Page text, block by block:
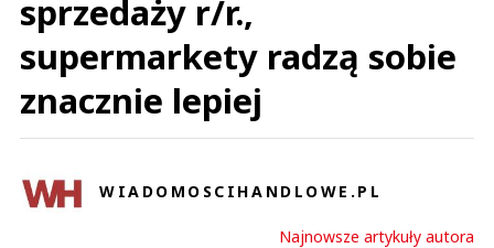
sprzedaży r/r.,
supermarkety radzą sobie
znacznie lepiej
WIADOMOSCIHANDLOWE.PL
Najnowsze artykuły autora